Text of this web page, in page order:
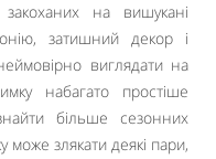
на вишукані
затишний декор і
виглядати на
набагато простіше
більше сезонних
може злякати деякі пари,